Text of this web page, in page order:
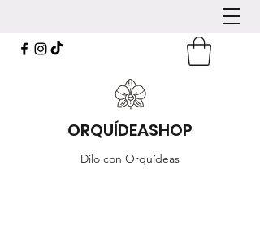
ORQUÍDEASHOP
Dilo con Orquídeas